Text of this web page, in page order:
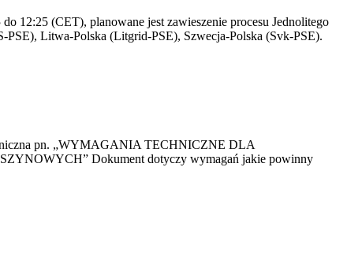
12:25 (CET), planowane jest zawieszenie procesu Jednolitego
PSE), Litwa-Polska (Litgrid-PSE), Szwecja-Polska (Svk-PSE).
pn. „WYMAGANIA TECHNICZNE DLA
Dokument dotyczy wymagań jakie powinny